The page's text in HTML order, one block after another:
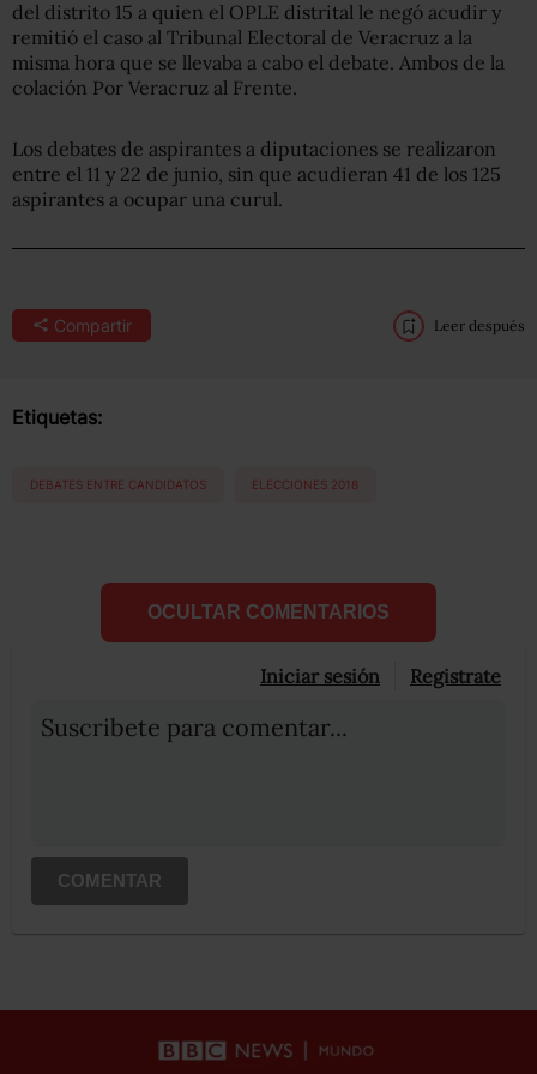
del distrito 15 a quien el OPLE distrital le negó acudir y
remitió el caso al Tribunal Electoral de Veracruz a la
misma hora que se llevaba a cabo el debate. Ambos de la
colación Por Veracruz al Frente.
Los debates de aspirantes a diputaciones se realizaron
entre el 11 y 22 de junio, sin que acudieran 41 de los 125
aspirantes a ocupar una curul.
Compartir Leer después
Etiquetas:
DEBATES ENTRE CANDIDATOS ELECCIONES 2018
OCULTAR COMENTARIOS
Iniciar sesión Registrate
Suscribete para comentar...
COMENTAR